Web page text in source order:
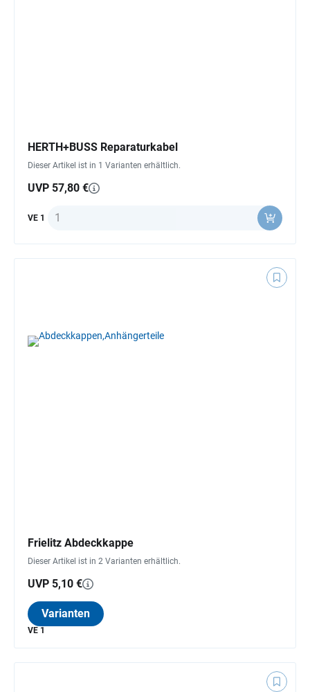
HERTH+BUSS Reparaturkabel
Dieser Artikel ist in 1 Varianten erhältlich.
UVP 57,80 €
VE 1 Anzahl
Frielitz Abdeckkappe
Dieser Artikel ist in 2 Varianten erhältlich.
UVP 5,10 €
Varianten
VE 1